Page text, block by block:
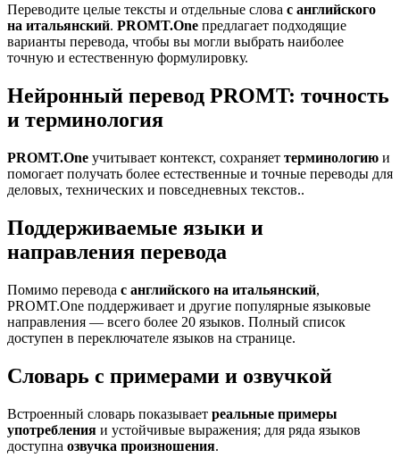
Переводите целые тексты и отдельные слова с английского
на итальянский. PROMT.One предлагает подходящие
варианты перевода, чтобы вы могли выбрать наиболее
точную и естественную формулировку.
Нейронный перевод PROMT: точность
и терминология
PROMT.One учитывает контекст, сохраняет терминологию и
помогает получать более естественные и точные переводы для
деловых, технических и повседневных текстов..
Поддерживаемые языки и
направления перевода
Помимо перевода с английского на итальянский,
PROMT.One поддерживает и другие популярные языковые
направления — всего более 20 языков. Полный список
доступен в переключателе языков на странице.
Словарь с примерами и озвучкой
Встроенный словарь показывает реальные примеры
употребления и устойчивые выражения; для ряда языков
доступна озвучка произношения.